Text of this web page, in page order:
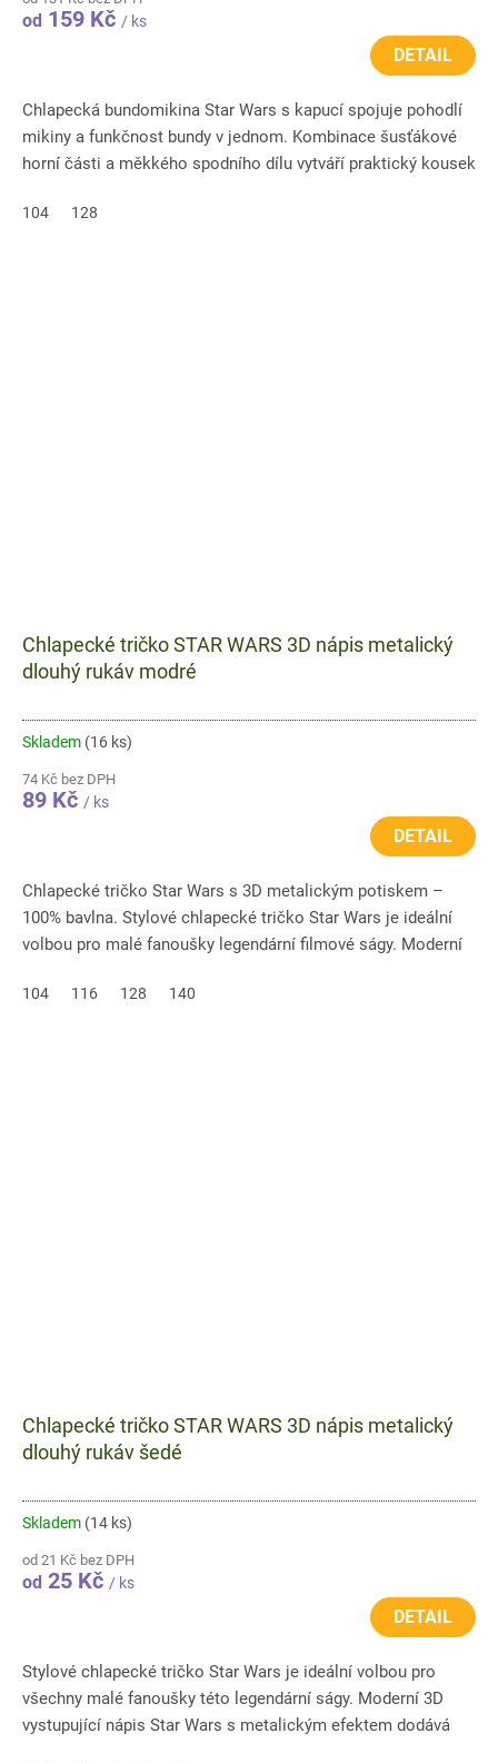
od 159 Kč / ks
DETAIL
Chlapecká bundomikina Star Wars s kapucí spojuje pohodlí
mikiny a funkčnost bundy v jednom. Kombinace šusťákové
horní části a měkkého spodního dílu vytváří praktický kousek
104 128
Chlapecké tričko STAR WARS 3D nápis metalický
dlouhý rukáv modré
Skladem (16 ks)
74 Kč bez DPH
89 Kč / ks
DETAIL
Chlapecké tričko Star Wars s 3D metalickým potiskem –
100% bavlna. Stylové chlapecké tričko Star Wars je ideální
volbou pro malé fanoušky legendární filmové ságy. Moderní
104 116 128 140
Chlapecké tričko STAR WARS 3D nápis metalický
dlouhý rukáv šedé
Skladem (14 ks)
od 21 Kč bez DPH
od 25 Kč / ks
DETAIL
Stylové chlapecké tričko Star Wars je ideální volbou pro
všechny malé fanoušky této legendární ságy. Moderní 3D
vystupující nápis Star Wars s metalickým efektem dodává